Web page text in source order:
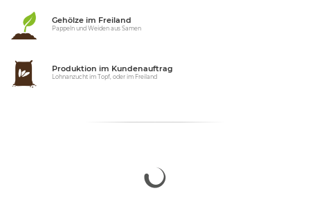
Gehölze im Freiland
Pappeln und Weiden aus Samen
Produktion im Kundenauftrag
Lohnanzucht im Topf, oder im Freiland